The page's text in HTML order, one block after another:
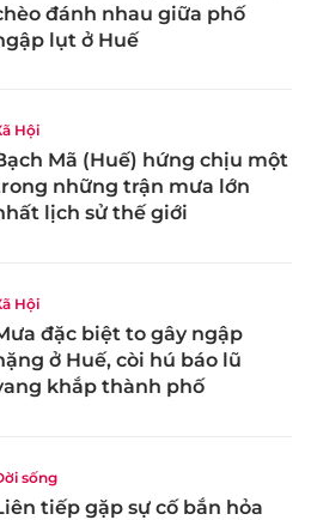
đánh nhau giữa phố
lụt ở Huế
Hội
Mã (Huế) hứng chịu một
những trận mưa lớn
lịch sử thế giới
Hội
đặc biệt to gây ngập
ở Huế, còi hú báo lũ
khắp thành phố
sống
tiếp gặp sự cố bắn hỏa